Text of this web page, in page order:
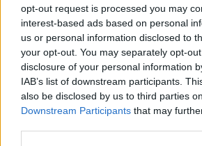
opt-out request is processed you may
interest-based ads based on personal
us or personal information disclosed to
your opt-out. You may separately opt-
disclosure of your personal information
IAB’s list of downstream participants.
also be disclosed by us to third parties
Downstream Participants that may
ΤΕΛΕΥΤΑΙΑ ΝΕΑ
Σύγκρουση δύο τραμ στη
από 20 τραυματίες